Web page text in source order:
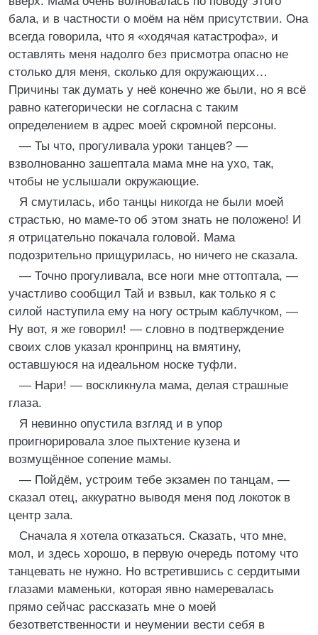
бала, и в частности о моём на нём присутствии. Она
всегда говорила, что я «ходячая катастрофа», и
оставлять меня надолго без присмотра опасно не
столько для меня, сколько для окружающих…
Причины так думать у неё конечно же были, но я всё
равно категорически не согласна с таким
определением в адрес моей скромной персоны.
— Ты что, прогуливала уроки танцев? —
взволнованно зашептала мама мне на ухо, так,
чтобы не услышали окружающие.
Я смутилась, ибо танцы никогда не были моей
страстью, но маме-то об этом знать не положено! И
я отрицательно покачала головой. Мама
подозрительно прищурилась, но ничего не сказала.
— Точно прогуливала, все ноги мне оттоптала, —
участливо сообщил Тай и взвыл, как только я с
силой наступила ему на ногу острым каблучком, —
Ну вот, я же говорил! — словно в подтверждение
своих слов указал кронпринц на вмятину,
оставшуюся на идеальном носке туфли.
— Нари! — воскликнула мама, делая страшные
глаза.
Я невинно опустила взгляд и в упор
проигнорировала злое пыхтение кузена и
возмущённое сопение мамы.
— Пойдём, устроим тебе экзамен по танцам, —
сказал отец, аккуратно выводя меня под локоток в
центр зала.
Сначала я хотела отказаться. Сказать, что мне,
мол, и здесь хорошо, в первую очередь потому что
танцевать не нужно. Но встретившись с сердитыми
глазами маменьки, которая явно намеревалась
прямо сейчас рассказать мне о моей
безответственности и неумении вести себя в